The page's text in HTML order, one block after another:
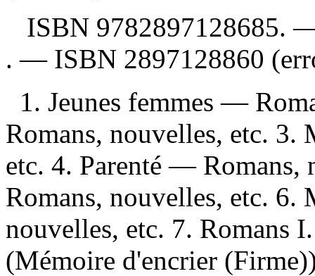
ISBN 9782897128685.
. — ISBN 2897128860
1. Jeunes femmes —
Romans, nouvelles, etc.
etc. 4. Parenté — Romans,
Romans, nouvelles, etc.
nouvelles, etc. 7. Romans
(Mémoire d'encrier